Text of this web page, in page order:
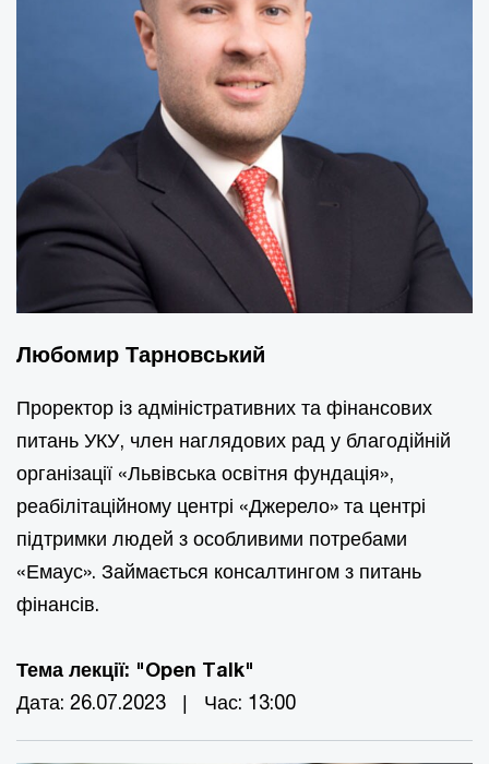
Любомир Тарновський
Проректор із адміністративних та фінансових
питань УКУ, член наглядових рад у благодійній
організації «Львівська освітня фундація»,
реабілітаційному центрі «Джерело» та центрі
підтримки людей з особливими потребами
«Емаус». Займається консалтингом з питань
фінансів.
Тема лекції: "Open Talk"
Дата: 26.07.2023 | Час: 13:00